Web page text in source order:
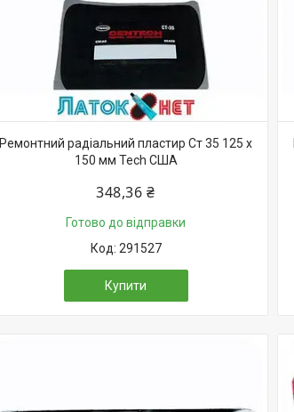
Ремонтний радіальний пластир Ст 35 125 х
150 мм Tech США
348,36 ₴
Готово до відправки
291527
Купити